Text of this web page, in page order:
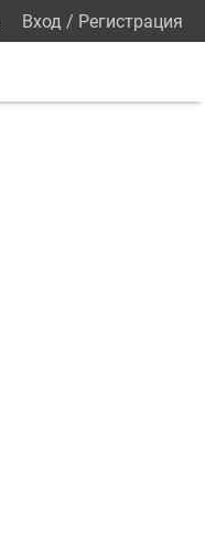
Вход / Регистрация